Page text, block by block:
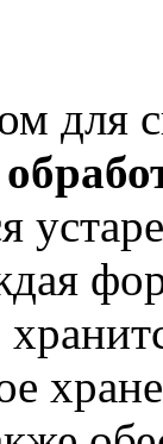
для